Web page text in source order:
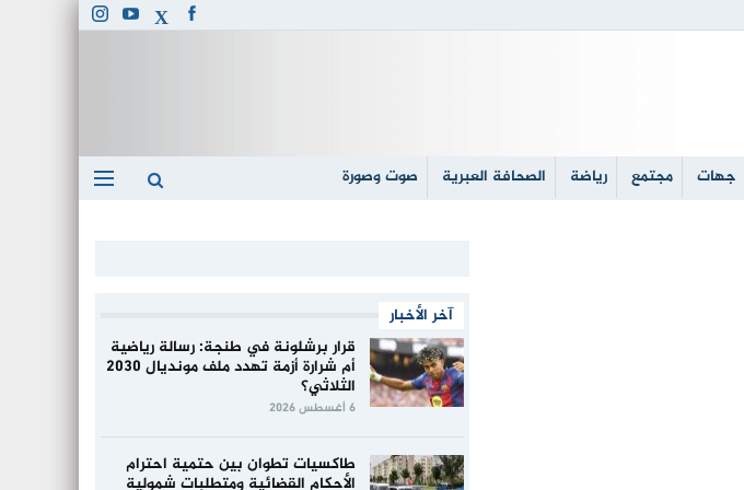
جهات مجتمع رياضة الصحافة العبرية صوت وصورة
آخر الأخبار
قرار برشلونة في طنجة: رسالة رياضية
أم شرارة أزمة تهدد ملف مونديال 2030
الثلاثي؟
6 أغسطس 2026
طاكسيات تطوان بين حتمية احترام
الأحكام القضائية ومتطلبات شمولية